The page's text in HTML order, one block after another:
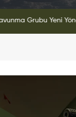
KAAN'ın Yeni Prototipi